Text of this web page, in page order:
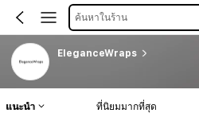
ค้นหาในร้าน
EleganceWraps
แนะนำ ที่นิยมมากที่สุด